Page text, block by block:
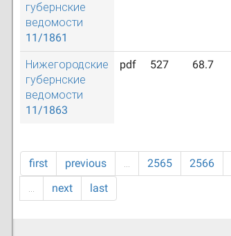
губернские
ведомости
11/1861
Нижегородские
губернские
ведомости
11/1863
pdf 527 68.7
first previous … 2565 2566
…
next last